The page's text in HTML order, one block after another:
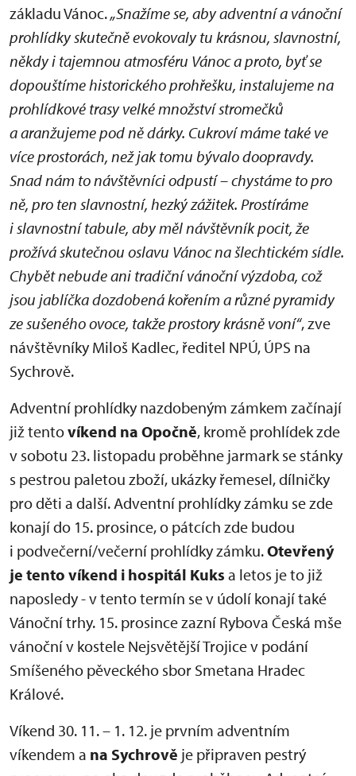
základu Vánoc.„Snažíme se, aby adventní a vánoční
prohlídky skutečně evokovaly tu krásnou, slavnostní,
někdy i tajemnou atmosféru Vánoc a proto, byť se
dopouštíme historického prohřešku, instalujeme na
prohlídkové trasy velké množství stromečků
a aranžujeme pod ně dárky. Cukroví máme také ve
více prostorách, než jak tomu bývalo doopravdy.
Snad nám to návštěvníci odpustí – chystáme to pro
ně, pro ten slavnostní, hezký zážitek. Prostíráme
i slavnostní tabule, aby měl návštěvník pocit, že
prožívá skutečnou oslavu Vánoc na šlechtickém sídle.
Chybět nebude ani tradiční vánoční výzdoba, což
jsou jablíčka dozdobená kořením a různé pyramidy
ze sušeného ovoce, takže prostory krásně voní“, zve
návštěvníky Miloš Kadlec, ředitel NPÚ, ÚPS na
Sychrově.
Adventní prohlídky nazdobeným zámkem začínají
již tentovíkend na Opočně, kromě prohlídek zde
v sobotu 23. listopadu proběhne jarmark se stánky
s pestrou paletou zboží, ukázky řemesel, dílničky
pro děti a další. Adventní prohlídky zámku se zde
konají do 15. prosince, o pátcích zde budou
i podvečerní/večerní prohlídky zámku.Otevřený
je tento víkend i hospitál Kuks a letos je to již
naposledy - v tento termín se v údolí konají také
Vánoční trhy. 15. prosince zazní Rybova Česká mše
vánoční v kostele Nejsvětější Trojice v podání
Smíšeného pěveckého sbor Smetana Hradec
Králové.
Víkend 30. 11. – 1. 12. je prvním adventním
víkendem a na Sychrově je připraven pestrý